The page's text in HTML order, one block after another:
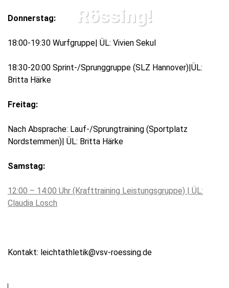
Rössing!
Donnerstag:
18:00-19:30 Wurfgruppe| ÜL: Vivien Sekul
18:30-20:00 Sprint-/Sprunggruppe (SLZ Hannover)|ÜL:
Britta Härke
Freitag:
Nach Absprache: Lauf-/Sprungtraining (Sportplatz
Nordstemmen)| ÜL: Britta Härke
Samstag:
12:00 – 14:00 Uhr (Krafttraining Leistungsgruppe) | ÜL:
Claudia Losch
Kontakt: leichtathletik@vsv-roessing.de